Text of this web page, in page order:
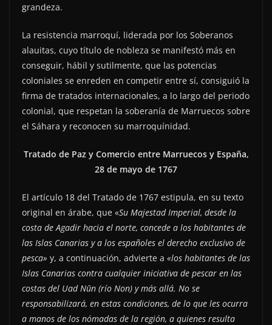
grandeza.
La resistencia marroquí, liderada por los Soberanos
alauitas, cuyo título de nobleza se manifestó más en
conseguir, hábil y sutilmente, que las potencias
coloniales se enreden en competir entre sí, consiguió la
firma de tratados internacionales, a lo largo del periodo
colonial, que respetan la soberanía de Marruecos sobre
el Sáhara y reconocen su marroquínidad.
Tratado de Paz y Comercio entre Marruecos y España,
28 de mayo de 1767
El artículo 18 del Tratado de 1767 estipula, en su texto
original en árabe, que «Su Majestad Imperial, desde la
costa de Agadir hacia el norte, concede a los habitantes de
las Islas Canarias y a los españoles el derecho exclusivo de
pesca» y, a continuación, advierte a «los habitantes de las
Islas Canarias contra cualquier iniciativa de pescar en las
costas del Uad Nūn (río Non) y más allá. No se
responsabilizará, en estas condiciones, de lo que les ocurra
a manos de los nómadas de la región, a quienes resulta